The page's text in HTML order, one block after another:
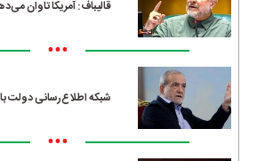
قالیباف: آمریکا تاوان
•••
شبکه اطلاع‌رسانی دولت
•••